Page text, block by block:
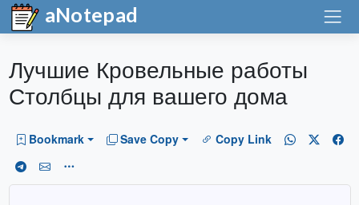
aNotepad
Лучшие Кровельные работы
Столбцы для вашего дома
Bookmark Save Copy Copy Link